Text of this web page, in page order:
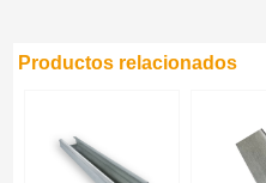
Productos relacionados